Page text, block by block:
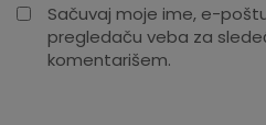
Sačuvaj moje ime, e-
pregledaču veba za
komentarišem.